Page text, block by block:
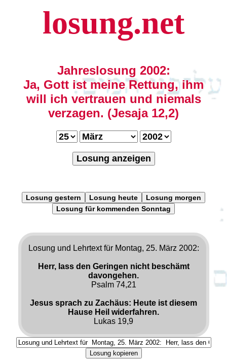
losung.net
Jahreslosung 2002:
Ja, Gott ist meine Rettung, ihm
will ich vertrauen und niemals
verzagen. (Jesaja 12,2)
Losung anzeigen
Losung gestern Losung heute
Losung morgen
Losung für kommenden Sonntag
Losung und Lehrtext für Montag, 25. März 2002:
Herr, lass den Geringen nicht beschämt
davongehen.
Psalm 74,21
Jesus sprach zu Zachäus: Heute ist diesem
Hause Heil widerfahren.
Lukas 19,9
Losung kopieren